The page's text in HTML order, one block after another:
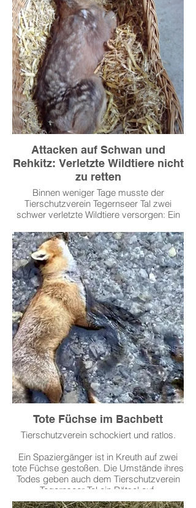
Attacken auf Schwan und
Rehkitz: Verletzte Wildtiere nicht
zu retten
Binnen weniger Tage musste der
Tierschutzverein Tegernseer Tal zwei
schwer verletzte Wildtiere versorgen: Ein
vermutlich von einem nicht angeleinten
Hund zerbissen wurde, sowie einen in
Gmund aufgefundenen Schwan, der
offenbar durch einen Schlag – vermutlich
mit einem Paddel – massive Verletzungen
erlitten hatte. Beide Tiere konnten nur noch
erlöst werden. Unsere Vorsitzende
Johanna Ecker-Schotte warnt eindringlich
vor den Folgen unkontrollierter Hunde und
rücksichtslosen Freizeitverhaltens auf und
am Tegernsee. Sie beklagt den Rückgang
der Wasservögel und fordert mehr Ruhe-
und Schutzzonen. Bürger werden
gebeten, Auffälligkeiten sofort zu melden
und Wildtiere respektvoll zu behandeln.
Weiterlesen >
Tote Füchse im Bachbett
Tierschutzverein schockiert und ratlos.
Ein Spaziergänger ist in Kreuth auf zwei
tote Füchse gestoßen. Die Umstände ihres
Todes geben auch dem Tierschutzverein
Tegernseer Tal ein Rätsel auf.